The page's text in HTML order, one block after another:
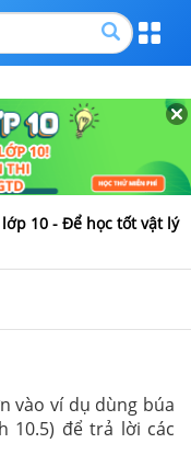
10 - Để học tốt vật lý
vào ví dụ dùng búa
10.5) để trả lời các